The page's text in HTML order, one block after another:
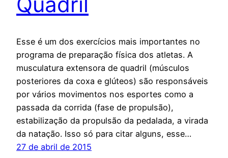
Esse é um dos exercícios mais importantes no
programa de preparação física dos atletas. A
musculatura extensora de quadril (músculos
posteriores da coxa e glúteos) são responsáveis
por vários movimentos nos esportes como a
passada da corrida (fase de propulsão),
estabilização da propulsão da pedalada, a virada
da natação. Isso só para citar alguns, esse…
27 de abril de 2015